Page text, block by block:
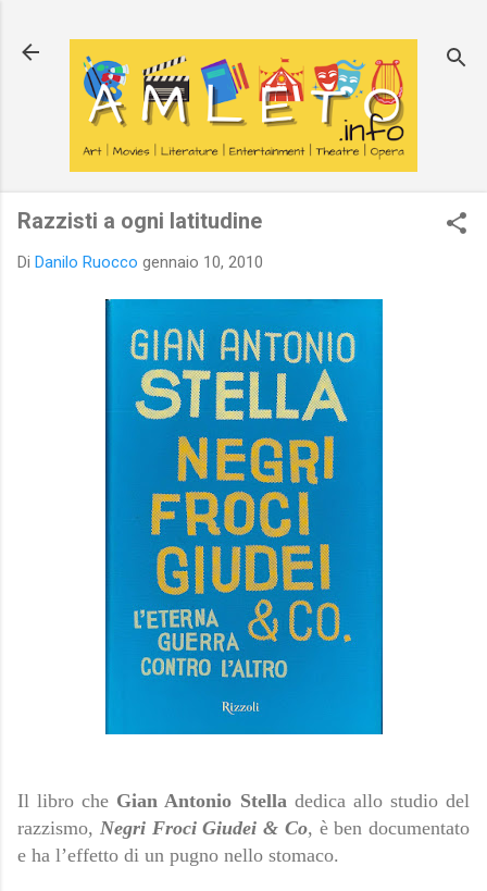
Razzisti a ogni latitudine
Di Danilo Ruocco gennaio 10, 2010
Il libro che Gian Antonio Stelladedica allo studio del
razzismo, Negri Froci Giudei & Co, è ben documentato
e ha l’effetto di un pugno nello stomaco.